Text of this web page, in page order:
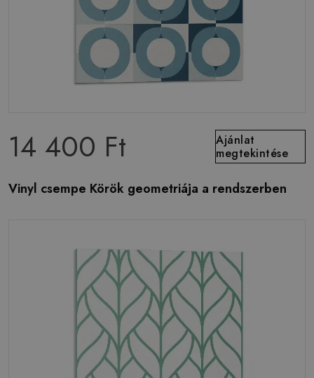
14 400 Ft
Ajánlat
megtekintése
Vinyl csempe Körök geometriája a rendszerben